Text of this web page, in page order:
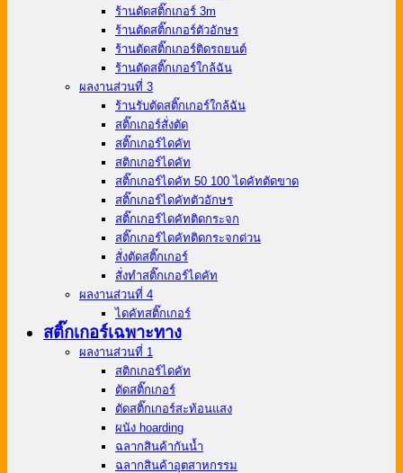
ร้านตัดสติ๊กเกอร์ 3m
ร้านตัดสติ๊กเกอร์ตัวอักษร
ร้านตัดสติ๊กเกอร์ติดรถยนต์
ร้านตัดสติ๊กเกอร์ใกล้ฉัน
ผลงานส่วนที่ 3
ร้านรับตัดสติ๊กเกอร์ใกล้ฉัน
สติ๊กเกอร์สั่งตัด
สติ๊กเกอร์ไดคัท
สติกเกอร์ไดคัท
สติ๊กเกอร์ไดคัท 50 100 ไดคัทตัดขาด
สติ๊กเกอร์ไดคัทตัวอักษร
สติ๊กเกอร์ไดคัทติดกระจก
สติ๊กเกอร์ไดคัทติดกระจกด่วน
สั่งตัดสติ๊กเกอร์
สั่งทําสติ๊กเกอร์ไดคัท
ผลงานส่วนที่ 4
ไดคัทสติ๊กเกอร์
สติ๊กเกอร์เฉพาะทาง
ผลงานส่วนที่ 1
สติกเกอร์ไดคัท
ตัดสติ๊กเกอร์
ตัดสติ๊กเกอร์สะท้อนแสง
ผนัง hoarding
ฉลากสินค้ากันน้ำ
ฉลากสินค้าอุตสาหกรรม